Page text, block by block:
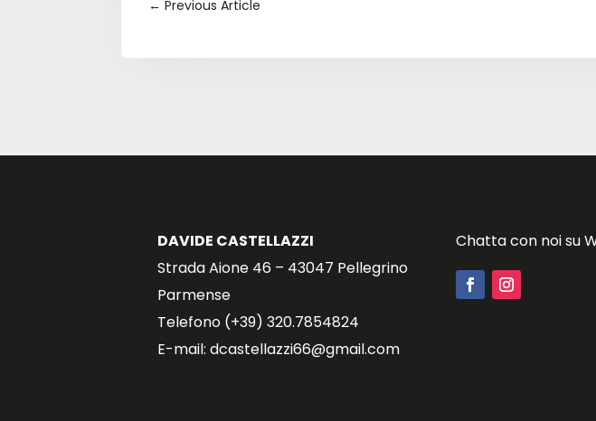
←Previous Article
DAVIDE CASTELLAZZI
Strada Aione 46 – 43047 Pellegrino
Parmense
Telefono (+39) 320.7854824
E-mail: dcastellazzi66@gmail.com
Chatta con noi su